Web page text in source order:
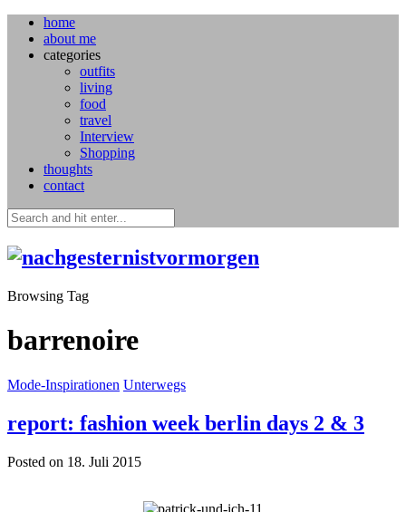
home
about me
categories
outfits
living
food
travel
Interview
Shopping
thoughts
contact
Browsing Tag
barrenoire
Mode-Inspirationen Unterwegs
report: fashion week berlin days 2 & 3
Posted on 18. Juli 2015